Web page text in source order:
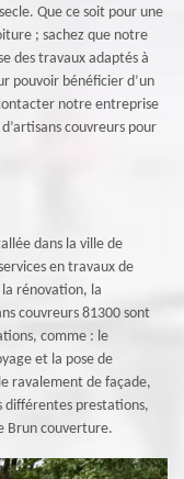
Que ce soit pour une
; sachez que notre
des travaux adaptés à
pouvoir bénéficier d’un
notre entreprise
couvreurs pour
dans la ville de
en travaux de
rénovation, la
couvreurs 81300 sont
comme : le
et la pose de
ravalement de façade,
différentes prestations,
Brun couverture.